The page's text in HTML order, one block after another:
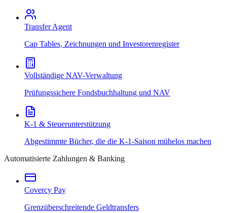
Transfer Agent
Cap Tables, Zeichnungen und Investorenregister
Vollständige NAV-Verwaltung
Prüfungssichere Fondsbuchhaltung und NAV
K-1 & Steuerunterstützung
Abgestimmte Bücher, die die K-1-Saison mühelos machen
Automatisierte Zahlungen & Banking
Covercy Pay
Grenzüberschreitende Geldtransfers